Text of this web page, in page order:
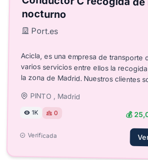
nocturno
Port.es
Acicla, es una empresa de transporte
varios servicios entre ellos la recogida de
la zona de Madrid. Nuestros clientes
PINTO , Madrid
1K 0 💰
Verificada